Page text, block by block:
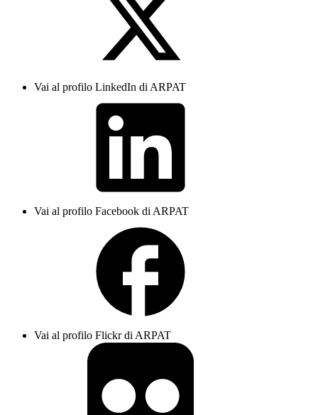
Vai al profilo LinkedIn di ARPAT
Vai al profilo Facebook di ARPAT
Vai al profilo Flickr di ARPAT